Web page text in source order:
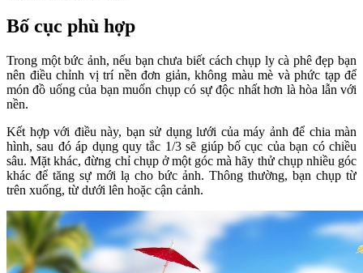
Bố cục phù hợp
Trong một bức ảnh, nếu bạn chưa biết cách chụp ly cà phê đẹp bạn
nên điều chỉnh vị trí nền đơn giản, không màu mè và phức tạp để
món đồ uống của bạn muốn chụp có sự độc nhất hơn là hòa lẫn với
nền.
Kết hợp với điều này, bạn sử dụng lưới của máy ảnh để chia màn
hình, sau đó áp dụng quy tắc 1/3 sẽ giúp bố cục của bạn có chiều
sâu. Mặt khác, đừng chỉ chụp ở một góc mà hãy thử chụp nhiều góc
khác để tăng sự mới lạ cho bức ảnh. Thông thường, bạn chụp từ
trên xuống, từ dưới lên hoặc cận cảnh.